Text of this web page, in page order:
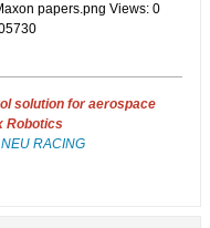
solution for aerospace
Robotics
RACING